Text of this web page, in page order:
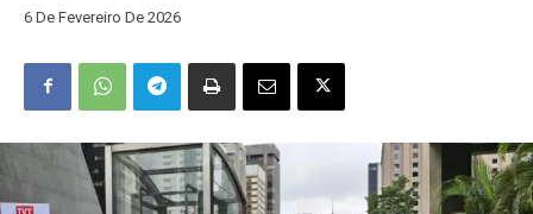
6 De Fevereiro De 2026